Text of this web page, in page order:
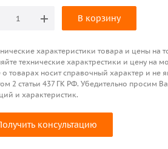
В корзину
характеристики товара и цены на
технические характрестики и цену на
о товарах носит справочный характер и не
2 статьи 437 ГК РФ. Убедительно просим
и характеристик.
консультацию